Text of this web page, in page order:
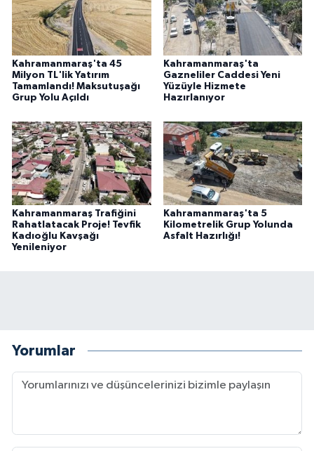
Kahramanmaraş'ta 45
Milyon TL'lik Yatırım
Tamamlandı! Maksutuşağı
Grup Yolu Açıldı
Kahramanmaraş'ta
Gazneliler Caddesi Yeni
Yüzüyle Hizmete
Hazırlanıyor
Kahramanmaraş Trafiğini
Rahatlatacak Proje! Tevfik
Kadıoğlu Kavşağı
Yenileniyor
Kahramanmaraş'ta 5
Kilometrelik Grup Yolunda
Asfalt Hazırlığı!
Yorumlar